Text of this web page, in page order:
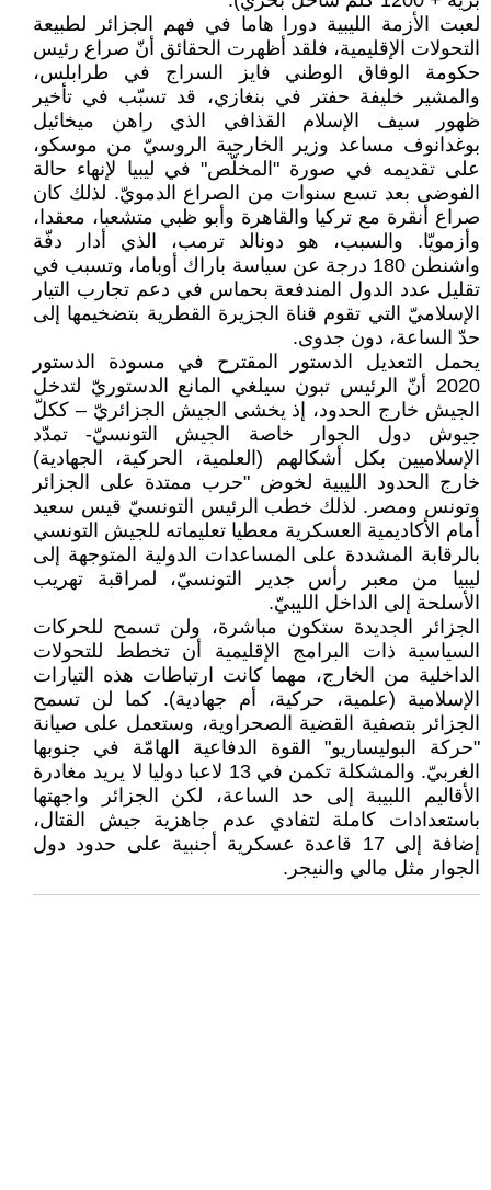
لعبت الأزمة الليبية دورا هاما في فهم الجزائر لطبيعة
التحولات الإقليمية، فلقد أظهرت الحقائق أنّ صراع رئيس
حكومة الوفاق الوطني فايز السراج في طرابلس،
والمشير خليفة حفتر في بنغازي، قد تسبّب في تأخير
ظهور سيف الإسلام القذافي الذي راهن ميخائيل
بوغدانوف مساعد وزير الخارجية الروسيّ من موسكو،
على تقديمه في صورة "المخلّص" في ليبيا لإنهاء حالة
الفوضى بعد تسع سنوات من الصراع الدمويّ. لذلك كان
صراع أنقرة مع تركيا والقاهرة وأبو ظبي متشعبا، معقدا،
وأزمويّا. والسبب، هو دونالد ترمب، الذي أدار دفّة
واشنطن 180 درجة عن سياسة باراك أوباما، وتسبب في
تقليل عدد الدول المندفعة بحماس في دعم تجارب التيار
الإسلاميّ التي تقوم قناة الجزيرة القطرية بتضخيمها إلى
حدّ الساعة، دون جدوى.
يحمل التعديل الدستور المقترح في مسودة الدستور
2020 أنّ الرئيس تبون سيلغي المانع الدستوريّ لتدخل
الجيش خارج الحدود، إذ يخشى الجيش الجزائريّ – ككلّ
جيوش دول الجوار خاصة الجيش التونسيّ- تمدّد
الإسلاميين بكل أشكالهم (العلمية، الحركية، الجهادية)
خارج الحدود الليبية لخوض "حرب ممتدة على الجزائر
وتونس ومصر. لذلك خطب الرئيس التونسيّ قيس سعيد
أمام الأكاديمية العسكرية معطيا تعليماته للجيش التونسي
بالرقابة المشددة على المساعدات الدولية المتوجهة إلى
ليبيا من معبر رأس جدير التونسيّ، لمراقبة تهريب
الأسلحة إلى الداخل الليبيّ.
الجزائر الجديدة ستكون مباشرة، ولن تسمح للحركات
السياسية ذات البرامج الإقليمية أن تخطط للتحولات
الداخلية من الخارج، مهما كانت ارتباطات هذه التيارات
الإسلامية (علمية، حركية، أم جهادية). كما لن تسمح
الجزائر بتصفية القضية الصحراوية، وستعمل على صيانة
"حركة البوليساريو" القوة الدفاعية الهامّة في جنوبها
الغربيّ. والمشكلة تكمن في 13 لاعبا دوليا لا يريد مغادرة
الأقاليم اللبيبة إلى حد الساعة، لكن الجزائر واجهتها
باستعدادات كاملة لتفادي عدم جاهزية جيش القتال،
إضافة إلى 17 قاعدة عسكرية أجنبية على حدود دول
الجوار مثل مالي والنيجر.